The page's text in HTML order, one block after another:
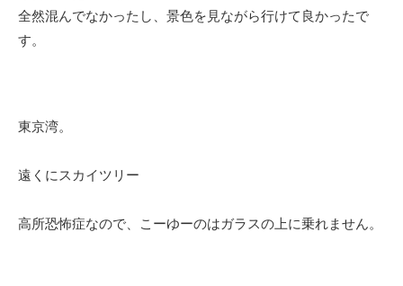
全然混んでなかったし、景色を見ながら行けて良かったで
す。
東京湾。
遠くにスカイツリー
高所恐怖症なので、こーゆーのはガラスの上に乗れません。